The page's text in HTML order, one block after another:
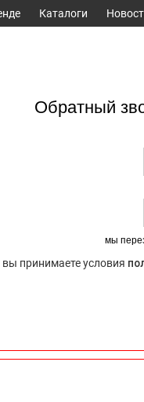
Каталоги
Обратный
мы
принимаете условия